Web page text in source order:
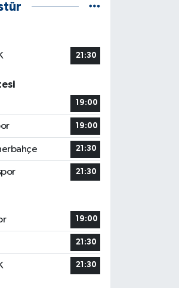
21:30
19:00
19:00
21:30
21:30
19:00
21:30
21:30